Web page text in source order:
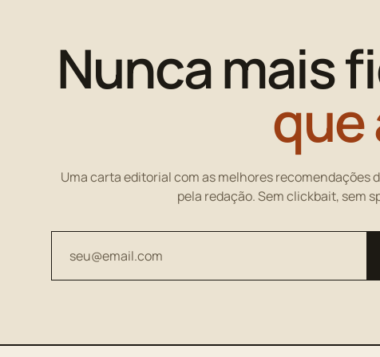
Nunca mais
Uma carta editorial com as melhores recomendações
pela redação. Sem clickbait, sem